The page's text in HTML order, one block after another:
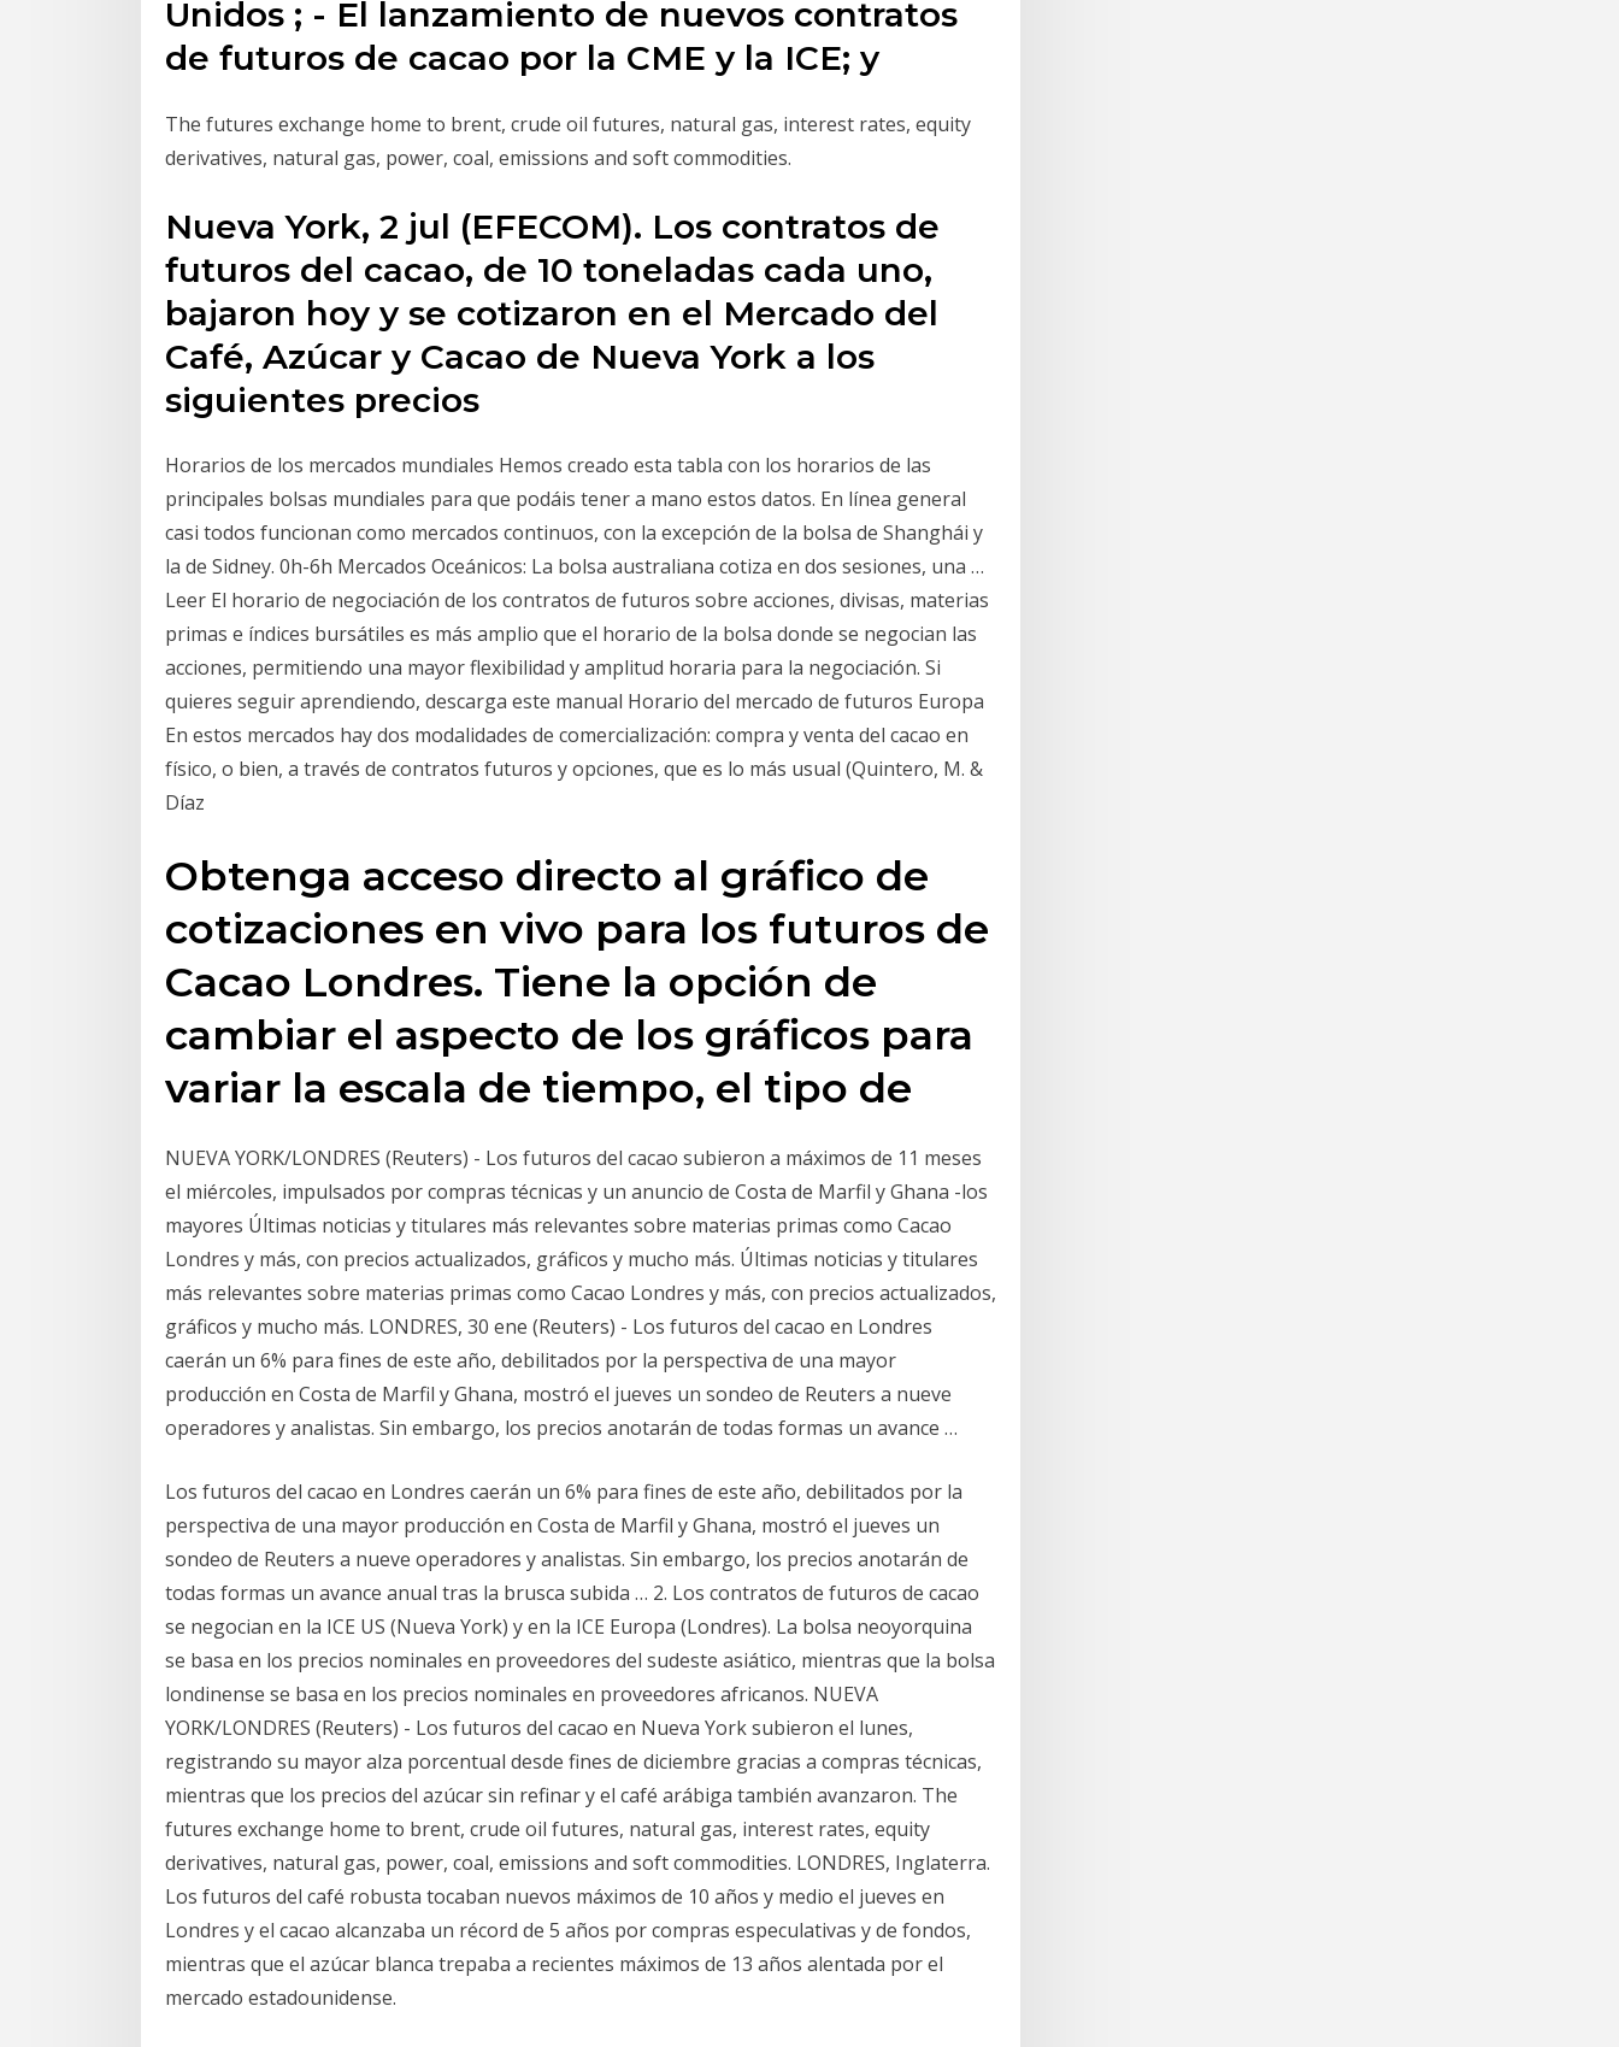
Unidos ; - El lanzamiento de nuevos contratos
de futuros de cacao por la CME y la ICE; y
The futures exchange home to brent, crude oil futures, natural gas, interest rates, equity
derivatives, natural gas, power, coal, emissions and soft commodities.
Nueva York, 2 jul (EFECOM). Los contratos de
futuros del cacao, de 10 toneladas cada uno,
bajaron hoy y se cotizaron en el Mercado del
Café, Azúcar y Cacao de Nueva York a los
siguientes precios
Horarios de los mercados mundiales Hemos creado esta tabla con los horarios de las
principales bolsas mundiales para que podáis tener a mano estos datos. En línea general
casi todos funcionan como mercados continuos, con la excepción de la bolsa de Shanghái y
la de Sidney. 0h-6h Mercados Oceánicos: La bolsa australiana cotiza en dos sesiones, una …
Leer El horario de negociación de los contratos de futuros sobre acciones, divisas, materias
primas e índices bursátiles es más amplio que el horario de la bolsa donde se negocian las
acciones, permitiendo una mayor flexibilidad y amplitud horaria para la negociación. Si
quieres seguir aprendiendo, descarga este manual Horario del mercado de futuros Europa
En estos mercados hay dos modalidades de comercialización: compra y venta del cacao en
físico, o bien, a través de contratos futuros y opciones, que es lo más usual (Quintero, M. &
Díaz
Obtenga acceso directo al gráfico de
cotizaciones en vivo para los futuros de
Cacao Londres. Tiene la opción de
cambiar el aspecto de los gráficos para
variar la escala de tiempo, el tipo de
NUEVA YORK/LONDRES (Reuters) - Los futuros del cacao subieron a máximos de 11 meses
el miércoles, impulsados por compras técnicas y un anuncio de Costa de Marfil y Ghana -los
mayores Últimas noticias y titulares más relevantes sobre materias primas como Cacao
Londres y más, con precios actualizados, gráficos y mucho más. Últimas noticias y titulares
más relevantes sobre materias primas como Cacao Londres y más, con precios actualizados,
gráficos y mucho más. LONDRES, 30 ene (Reuters) - Los futuros del cacao en Londres
caerán un 6% para fines de este año, debilitados por la perspectiva de una mayor
producción en Costa de Marfil y Ghana, mostró el jueves un sondeo de Reuters a nueve
operadores y analistas. Sin embargo, los precios anotarán de todas formas un avance …
Los futuros del cacao en Londres caerán un 6% para fines de este año, debilitados por la
perspectiva de una mayor producción en Costa de Marfil y Ghana, mostró el jueves un
sondeo de Reuters a nueve operadores y analistas. Sin embargo, los precios anotarán de
todas formas un avance anual tras la brusca subida … 2. Los contratos de futuros de cacao
se negocian en la ICE US (Nueva York) y en la ICE Europa (Londres). La bolsa neoyorquina
se basa en los precios nominales en proveedores del sudeste asiático, mientras que la bolsa
londinense se basa en los precios nominales en proveedores africanos. NUEVA
YORK/LONDRES (Reuters) - Los futuros del cacao en Nueva York subieron el lunes,
registrando su mayor alza porcentual desde fines de diciembre gracias a compras técnicas,
mientras que los precios del azúcar sin refinar y el café arábiga también avanzaron. The
futures exchange home to brent, crude oil futures, natural gas, interest rates, equity
derivatives, natural gas, power, coal, emissions and soft commodities. LONDRES, Inglaterra.
Los futuros del café robusta tocaban nuevos máximos de 10 años y medio el jueves en
Londres y el cacao alcanzaba un récord de 5 años por compras especulativas y de fondos,
mientras que el azúcar blanca trepaba a recientes máximos de 13 años alentada por el
mercado estadounidense.